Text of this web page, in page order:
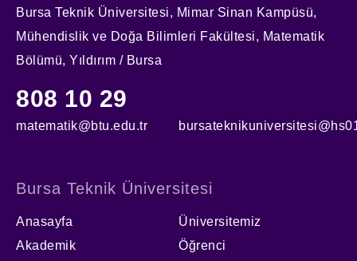
Bursa Teknik Üniversitesi, Mimar Sinan Kampüsü,
Mühendislik ve Doğa Bilimleri Fakültesi, Matematik
Bölümü, Yıldırım / Bursa
808 10 29
matematik@btu.edu.tr
Bursa Teknik Üniversitesi
Anasayfa
Üniversitemiz
Akademik
Öğrenci